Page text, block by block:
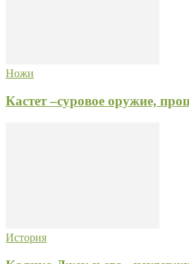
Ножи
Кастет –суровое оружие,
История